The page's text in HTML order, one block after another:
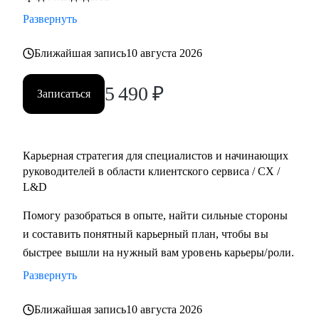
С чем помогу:
• Построить карьерный трек для всех, кто хочет начать
развиваться в клиентском сервиса, СХ или L&D
направлении
• Подготовлю к собеседованию на желаемую позицию в
помогу с настраиванием процессов в команде и развитием
сотрудников
Кому могу помочь:
• Специалистам разного уровня в области клиентского
сервиса, СХ, L&D
• Начинающим или будущим руководителям в области
управлять своими командами
Развернуть
Ближайшая запись10 августа 2026
Записаться 5 490 ₽
Карьерная стратегия для специалистов и начинающих
руководителей в области клиентского сервиса / СХ /
L&D
Помогу разобраться в опыте, найти сильные стороны
и составить понятный карьерный план, чтобы вы
быстрее вышли на нужный вам уровень карьеры/роли.
Развернуть
Ближайшая запись10 августа 2026